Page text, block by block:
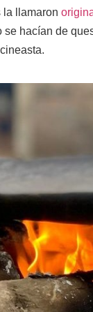
la llamaron
se hacían de